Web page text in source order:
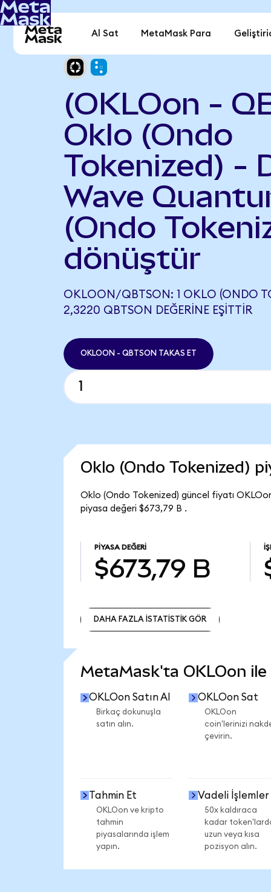
Al Sat MetaMask Para
(OKLOon -
Oklo (Ondo
Tokenized) -
Wave
(Ondo
dönüştür
OKLOON/QBTSON: 1 OKLO (ONDO
2,3220 QBTSON DEĞERINE EŞITTIR
OKLOON - QBTSON TAKAS ET
Oklo (Ondo Tokenized)
Oklo (Ondo Tokenized) güncel fiyatı
piyasa değeri $673,79 B .
PIYASA DEĞERI
$673,79 B
DAHA FAZLA İSTATİSTİK GÖR
MetaMask'ta OKLOon ile
OKLOon Satın Al
Birkaç dokunuşla
satın alın.
OKLOon Sat
OKLOon
coin'lerinizi
çevirin.
Tahmin Et
OKLOon ve kripto
tahmin
piyasalarında işlem
yapın.
Vadeli İşlemler
50x kaldıraca
kadar
uzun veya kısa
pozisyon alın.